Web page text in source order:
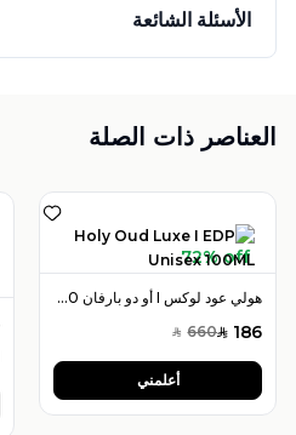
الأسئلة الشائعة
العناصر ذات الصلة
72% off
هولي عود لوكس I أو دو بارفان 100 مل للجنسين
SAR 186
SAR 660
أعلمني